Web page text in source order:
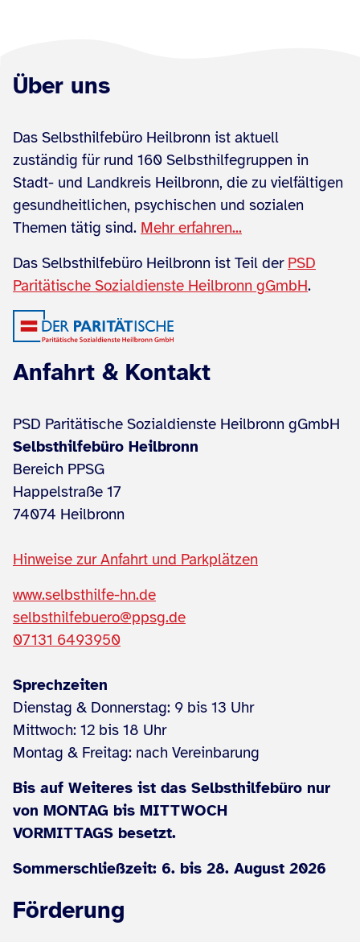
Über uns
Das Selbsthilfebüro Heilbronn ist aktuell
zuständig für rund 160 Selbsthilfegruppen in
Stadt- und Landkreis Heilbronn, die zu vielfältigen
gesundheitlichen, psychischen und sozialen
Themen tätig sind. Mehr erfahren...
Das Selbsthilfebüro Heilbronn ist Teil der PSD
Paritätische Sozialdienste Heilbronn gGmbH.
Anfahrt & Kontakt
PSD Paritätische Sozialdienste Heilbronn gGmbH
Selbsthilfebüro Heilbronn
Bereich PPSG
Happelstraße 17
74074 Heilbronn
Hinweise zur Anfahrt und Parkplätzen
www.selbsthilfe-hn.de
selbsthilfebuero@ppsg.de
07131 6493950
Sprechzeiten
Dienstag & Donnerstag: 9 bis 13 Uhr
Mittwoch: 12 bis 18 Uhr
Montag & Freitag: nach Vereinbarung
Bis auf Weiteres ist das Selbsthilfebüro nur
von MONTAG bis MITTWOCH
VORMITTAGS besetzt.
Sommerschließzeit: 6. bis 28. August 2026
Förderung